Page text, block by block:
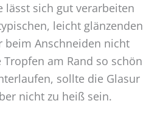
lässt sich gut verarbeiten
leicht glänzenden
beim Anschneiden nicht
am Rand so schön
sollte die Glasur
nicht zu heiß sein.